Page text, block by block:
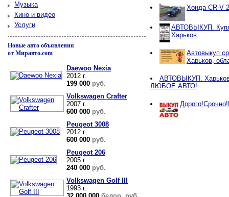
Музыка
Кино и видео
Услуги
Новые авто объявления
от Миравто.com
Daewoo Nexia
2012 г.
199 000 руб.
Volkswagen Crafter
2007 г.
600 000 руб.
Peugeot 3008
2012 г.
600 000 руб.
Peugeot 206
2005 г.
240 000 руб.
Volkswagen Golf III
1993 г.
Хонда CR-V
АВТОВЫКУП.
Харьков.
Автовыкуп
Харьков,
АВТОВЫКУП.
ЛЮБОЕ АВТО!